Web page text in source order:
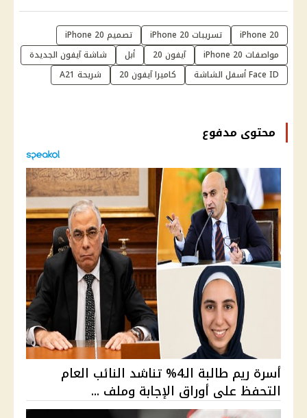
iPhone 20 تسريبات iPhone 20
تصميم iPhone 20
مواصفات iPhone 20
آيفون 20 أبل
شاشة آيفون الجديدة
Face ID أسفل الشاشة
كاميرا آيفون 20 شريحة A21
محتوى مدفوع
أسرة ريم طالبة الـ4% تناشد النائب العام
التحفظ على أوراق الإجابة وملف ...